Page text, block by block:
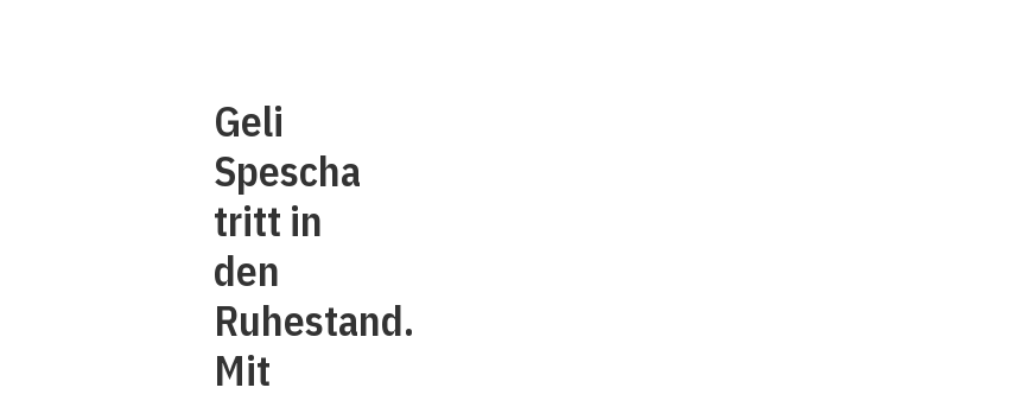
Geli
Spescha
tritt in
den
Ruhestand.
Mit